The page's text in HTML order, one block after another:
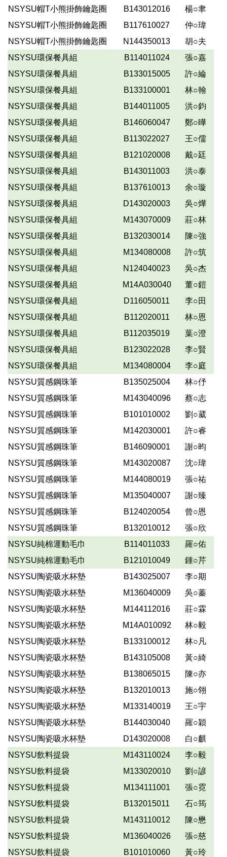
NSYSU帽T小熊掛飾鑰匙圈 B143012016
楊○聿
NSYSU帽T小熊掛飾鑰匙圈 B117610027
仲○瑋
NSYSU帽T小熊掛飾鑰匙圈 N144350013
胡○夫
NSYSU環保餐具組
B114011024
張○嘉
NSYSU環保餐具組
B133015005
許○綸
NSYSU環保餐具組
B133100001
林○翰
NSYSU環保餐具組
B144011005
洪○鈞
NSYSU環保餐具組
B146060047
鄭○曄
NSYSU環保餐具組
B113022027
王○儒
NSYSU環保餐具組
B121020008
戴○廷
NSYSU環保餐具組
B143011003
洪○泰
NSYSU環保餐具組
B137610013
余○璇
NSYSU環保餐具組
D143020003
吳○燁
NSYSU環保餐具組
M143070009
莊○林
NSYSU環保餐具組
B132030014
陳○強
NSYSU環保餐具組
M134080008
許○筑
NSYSU環保餐具組
N124040023
吳○杰
NSYSU環保餐具組
M14A030040
董○鎧
NSYSU環保餐具組
D116050011
李○田
NSYSU環保餐具組
B112020011
林○恩
NSYSU環保餐具組
B112035019
葉○澄
NSYSU環保餐具組
B123022028
李○賢
NSYSU環保餐具組
M134080004
李○庭
NSYSU質感鋼珠筆
B135025004
林○伃
NSYSU質感鋼珠筆
M143040096
蔡○志
NSYSU質感鋼珠筆
B101010002
劉○葳
NSYSU質感鋼珠筆
M142030001
許○睿
NSYSU質感鋼珠筆
B146090001
謝○昀
NSYSU質感鋼珠筆
M143020087
沈○瑋
NSYSU質感鋼珠筆
M144080019
張○祐
NSYSU質感鋼珠筆
M135040007
謝○臻
NSYSU質感鋼珠筆
B124020054
曾○恩
NSYSU質感鋼珠筆
B132010012
張○欣
NSYSU純棉運動毛巾
B114011033
羅○佑
NSYSU純棉運動毛巾
B121010049
鍾○芹
NSYSU陶瓷吸水杯墊
B143025007
李○期
NSYSU陶瓷吸水杯墊
M136040009
吳○蓁
NSYSU陶瓷吸水杯墊
M144112016
莊○霖
NSYSU陶瓷吸水杯墊
M14A010092
林○毅
NSYSU陶瓷吸水杯墊
B133100012
林○凡
NSYSU陶瓷吸水杯墊
B143105008
黃○綺
NSYSU陶瓷吸水杯墊
B138065015
陳○亦
NSYSU陶瓷吸水杯墊
B132010013
施○翎
NSYSU陶瓷吸水杯墊
M133140019
王○宇
NSYSU陶瓷吸水杯墊
B144030040
羅○穎
NSYSU陶瓷吸水杯墊
D143020008
白○麒
NSYSU飲料提袋
M143110024
李○毅
NSYSU飲料提袋
M133020010
劉○諺
NSYSU飲料提袋
M134111001
張○霓
NSYSU飲料提袋
B132015011
石○筠
NSYSU飲料提袋
M143110012
陳○懋
NSYSU飲料提袋
M136040026
張○慈
NSYSU飲料提袋
B101010060
黃○玲